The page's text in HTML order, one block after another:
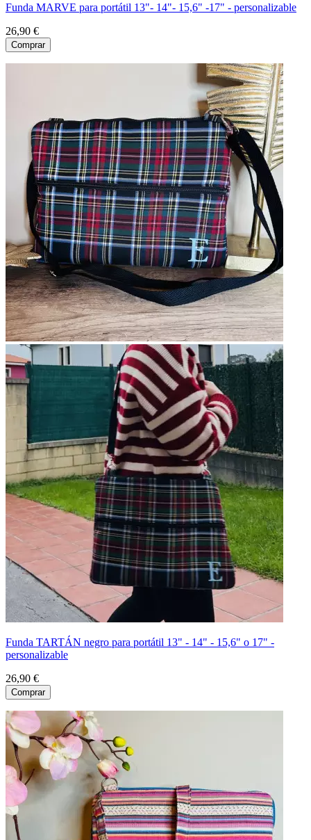
Funda MARVE para portátil 13"- 14"- 15,6" -17" - personalizable
26,90 €
Comprar
Funda TARTÁN negro para portátil 13" - 14" - 15,6" o 17" -
personalizable
26,90 €
Comprar